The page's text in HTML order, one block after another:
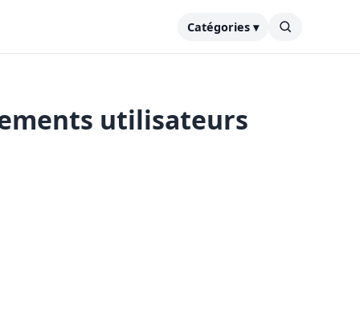
Catégories ▾
utilisateurs